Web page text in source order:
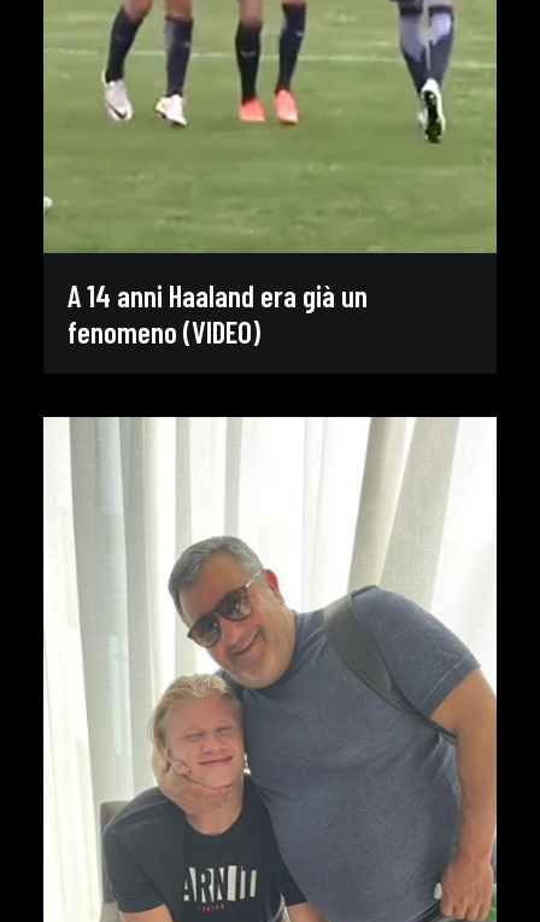
A 14 anni Haaland era già un
fenomeno (VIDEO)